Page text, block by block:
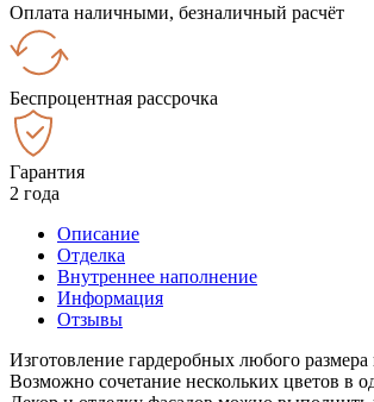
Оплата наличными, безналичный расчёт
Беспроцентная рассрочка
Гарантия
2 года
Описание
Отделка
Внутреннее наполнение
Информация
Отзывы
Изготовление гардеробных любого
Возможно сочетание нескольких цветов в